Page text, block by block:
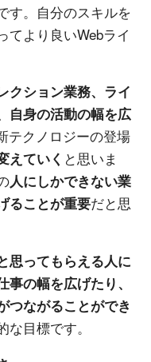
す。自分のスキルを
てより良いWebライ
クション業務、ライ
自身の活動の幅を広
テクノロジーの登場
えていく と思いま
人にしかできない業
ることが重要だと思
思ってもらえる人に
の幅を広げたり、
つながることができ
な目標です。